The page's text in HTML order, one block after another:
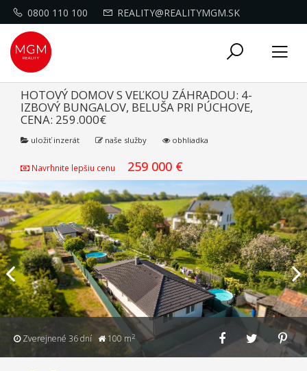
0800 110 100 REALITY@REALITYMGM.SK
Toggle
HOTOVÝ DOMOV S VEĽKOU ZÁHRADOU: 4-
IZBOVÝ BUNGALOV, BELUŠA PRI PÚCHOVE,
CENA: 259.000€
uložiť inzerát naše služby obhliadka
Navrhnite lepšiu cenu 259 000 €
Zverejnené 36 dní 100 m2
Previous